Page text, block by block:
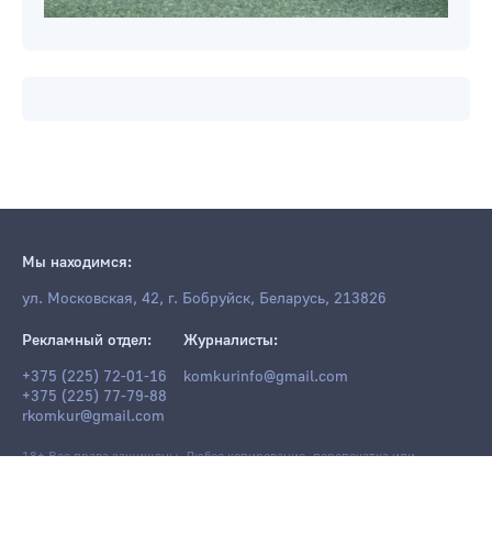
Мы находимся:
ул. Московская, 42, г. Бобруйск, Беларусь, 213826
Рекламный отдел:
+375 (225) 72-01-16
+375 (225) 77-79-88
rkomkur@gmail.com
Журналисты:
komkurinfo@gmail.com
18+ Все права защищены. Любое копирование, перепечатка или